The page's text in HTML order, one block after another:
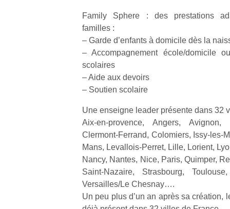
Family Sphere : des prestations
familles :
– Garde d’enfants à domicile dès la
– Accompagnement école/domicile
scolaires
– Aide aux devoirs
– Soutien scolaire
Une enseigne leader présente dans 32
Aix-en-provence, Angers,
Clermont-Ferrand, Colomiers, Issy-les-
Mans, Levallois-Perret, Lille, Lorient,
Nancy, Nantes, Nice, Paris, Quimper,
Saint-Nazaire, Strasbourg,
Versailles/Le Chesnay….
Un peu plus d’un an après sa création,
une
trottinette
mécanique
Les
enfants
souvent
d’énergie.
Varier les
occupations
n’est pas
toujours
simple.
Conjuguer
divertissement,
activité
trampolines
grands et
les petits !
retour des
beaux
jours, c’est
l’occasion
rêvée
pour les
enfants
de…